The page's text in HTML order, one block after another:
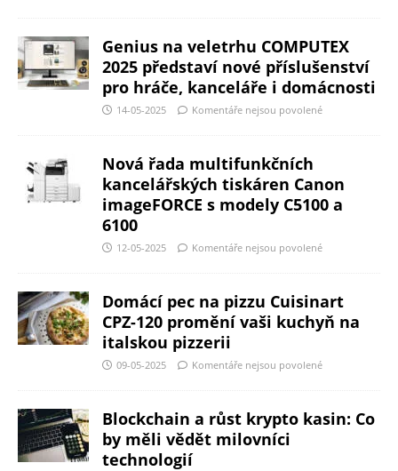
Genius na veletrhu COMPUTEX
2025 představí nové příslušenství
pro hráče, kanceláře i domácnosti
14-05-2025 Komentáře nejsou povolené
Nová řada multifunkčních
kancelářských tiskáren Canon
imageFORCE s modely C5100 a
6100
12-05-2025 Komentáře nejsou povolené
Domácí pec na pizzu Cuisinart
CPZ-120 promění vaši kuchyň na
italskou pizzerii
09-05-2025 Komentáře nejsou povolené
Blockchain a růst krypto kasin: Co
by měli vědět milovníci
technologií